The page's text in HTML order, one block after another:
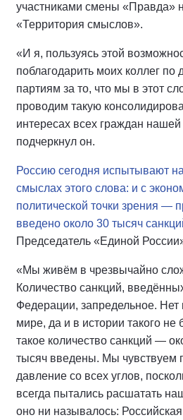
участниками смены «Правда»
«Территория смыслов».
«И я, пользуясь этой
поблагодарить моих коллег по
партиям за то, что мы в этот
проводим такую
интересах всех граждан
подчеркнул он.
Россию сегодня испытывают
смыслах этого слова: и с
политической точки зрения —
введено около 30 тысяч
Председатель «Единой
«Мы живём в чрезвычайно
Количество санкций,
Федерации, запредельное. Нет
мире, да и в истории такого
такое количество санкций —
тысяч введены. Мы чувствуем
давление со всех углов,
всегда пытались расшатать
оно ни называлось: